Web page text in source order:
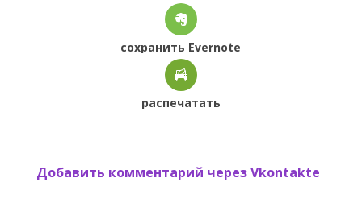
сохранить Evernote
распечатать
Добавить комментарий через Vkontakte